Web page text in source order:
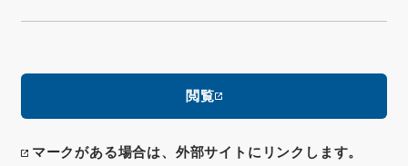
閲覧
マークがある場合は、外部サイトにリンクします。